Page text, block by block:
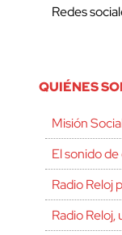
Redes
QUIÉNES
Misión
El sonido
Radio Reloj
Radio